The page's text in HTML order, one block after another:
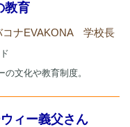
教育
コナEVAKONA 学校長
文化や教育制度。
ィー義父さん